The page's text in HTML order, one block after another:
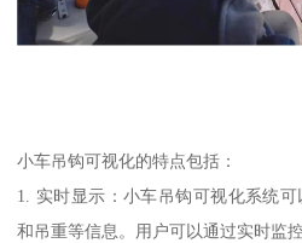
小车吊钩可视化的特点包括：
1. 实时显示：小车吊钩可视化系统
和吊重等信息。用户可以通过实时监